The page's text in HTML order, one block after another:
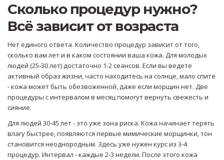
Сколько процедур нужно?
Всё зависит от возраста
Нет единого ответа. Количество процедур зависит от того,
сколько вам лет и в каком состоянии ваша кожа. Для молодых
людей (25-30 лет) достаточно 1-2 сеансов. Если вы ведете
активный образ жизни, часто находитесь на солнце, мало спите
- кожа может быть обезвоженной, даже если морщин нет. Две
процедуры с интервалом в месяц помогут вернуть свежесть и
сияние.
Для людей 30-45 лет - это уже зона риска. Кожа начинает терять
влагу быстрее, появляются первые мимические морщинки, тон
становится неоднородным. Здесь уже нужен курс из 3-4
процедур. Интервал - каждые 2-3 недели. После этого кожа